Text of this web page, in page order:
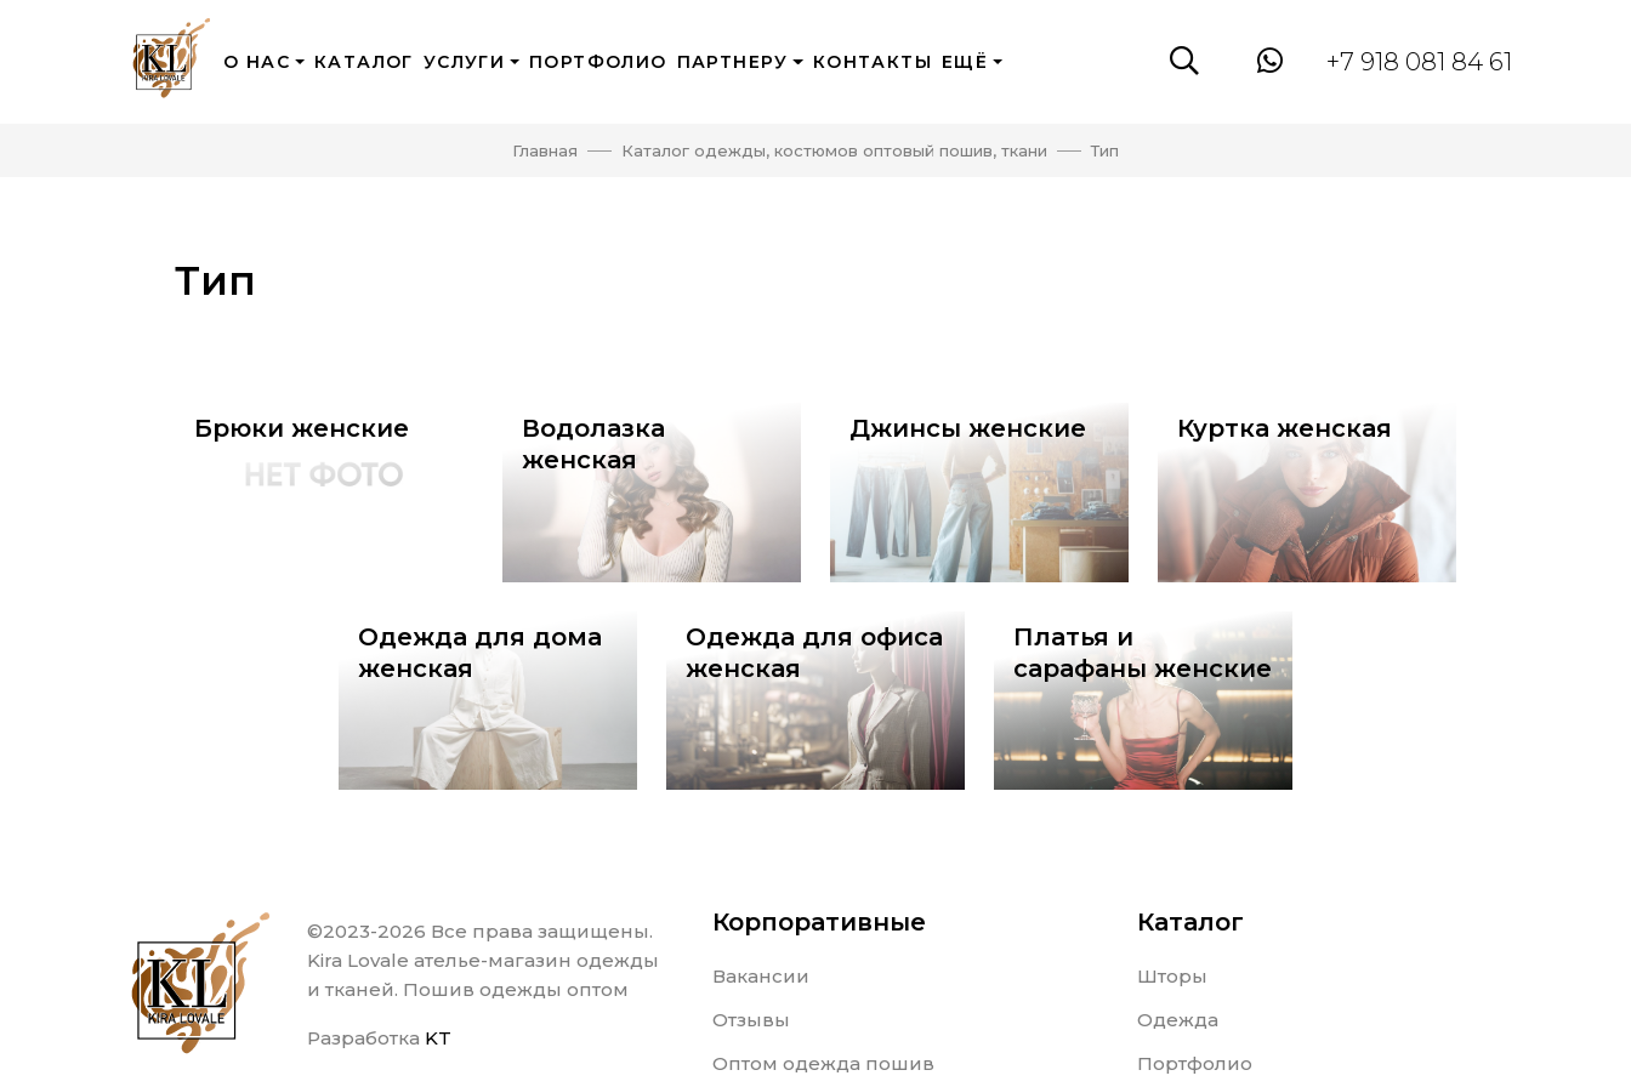
О НАС КАТАЛОГ УСЛУГИ ПОРТФОЛИО ПАРТНЕРУ КОНТАКТЫ ЕЩЁ +7 918 081 84 61
Главная Каталог одежды, костюмов оптовый пошив, ткани Тип
Тип
Брюки женские
Водолазка
женская
Джинсы женские Куртка женская
Одежда для дома
женская
Одежда для офиса
женская
Платья и
сарафаны женские
©2023-2026 Все права защищены.
Kira Lovale ателье-магазин одежды
и тканей. Пошив одежды оптом
Разработка KT
Корпоративные
Вакансии
Отзывы
Оптом одежда пошив
Каталог
Шторы
Одежда
Портфолио